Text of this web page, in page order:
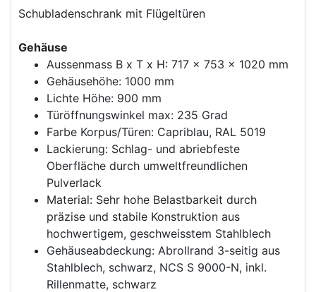
Schubladenschrank mit Flügeltüren
Gehäuse
Aussenmass B x T x H: 717 x 753 x 1020 mm
Gehäusehöhe: 1000 mm
Lichte Höhe: 900 mm
Türöffnungswinkel max: 235 Grad
Farbe Korpus/Türen: Capriblau, RAL 5019
Lackierung: Schlag- und abriebfeste
Oberfläche durch umweltfreundlichen
Pulverlack
Material: Sehr hohe Belastbarkeit durch
präzise und stabile Konstruktion aus
hochwertigem, geschweisstem Stahlblech
Gehäuseabdeckung: Abrollrand 3-seitig aus
Stahlblech, schwarz, NCS S 9000-N, inkl.
Rillenmatte, schwarz